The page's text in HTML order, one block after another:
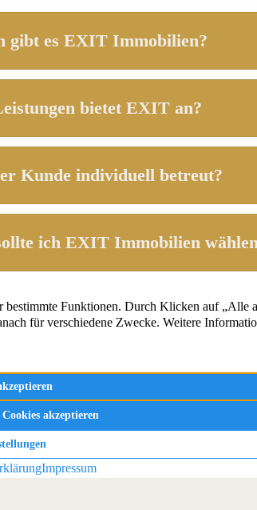
gibt es EXIT Immobilien?
bietet EXIT an?
Kunde individuell betreut?
ich EXIT Immobilien